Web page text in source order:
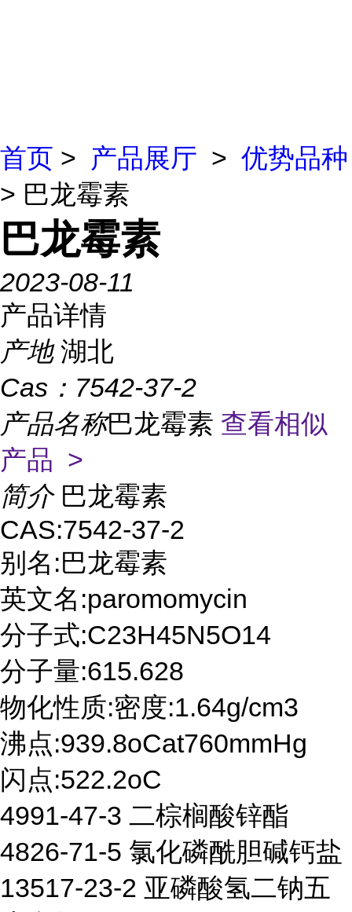
首页 > 产品展厅 > 优势品种
> 巴龙霉素
巴龙霉素
2023-08-11
产品详情
产地 湖北
Cas： 7542-37-2
产品名称巴龙霉素 查看相似
产品 >
简介 巴龙霉素
CAS:7542-37-2
别名:巴龙霉素
英文名:paromomycin
分子式:C23H45N5O14
分子量:615.628
物化性质:密度:1.64g/cm3
沸点:939.8oCat760mmHg
闪点:522.2oC
4991-47-3 二棕榈酸锌酯
4826-71-5 氯化磷酰胆碱钙盐
13517-23-2 亚磷酸氢二钠五